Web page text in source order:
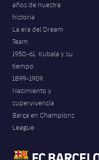
años de nuestra
historia
La era del Dream
Team
1950-61. Kubala y su
tiempo
1899-1909.
Nacimiento y
supervivencia
Barça en Champions
League